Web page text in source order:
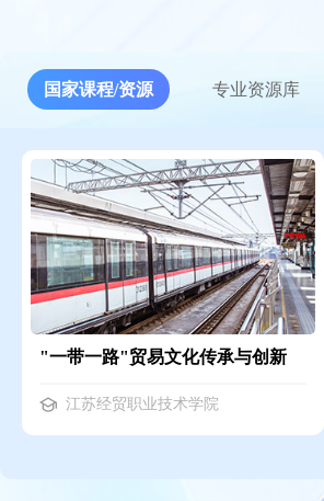
国家课程/资源 专业资源库
"一带一路"贸易文化传承与创新
江苏经贸职业技术学院